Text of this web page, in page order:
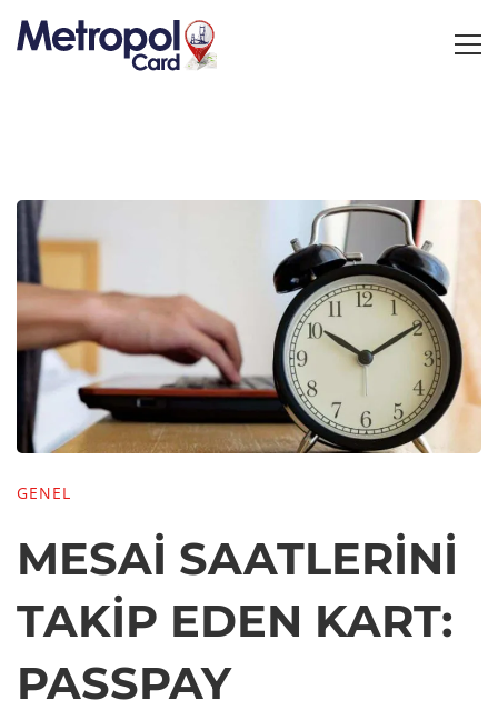
GENEL
MESAİ SAATLERİNİ
TAKİP EDEN KART:
PASSPAY